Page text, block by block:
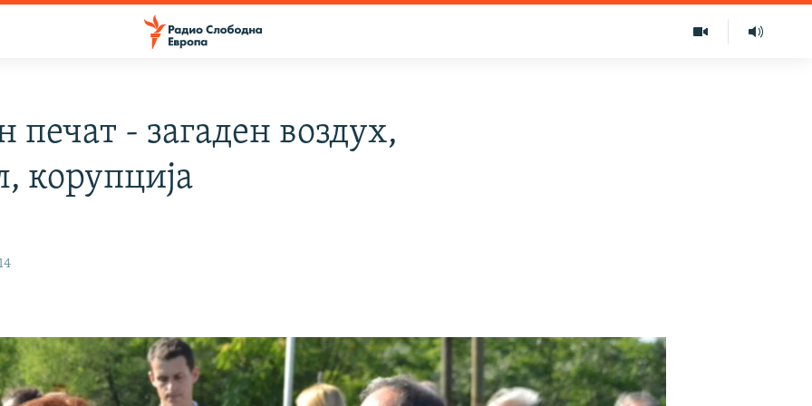
печат - загаден воздух,
корупција